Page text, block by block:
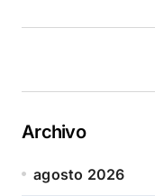
Archivo
agosto 2026